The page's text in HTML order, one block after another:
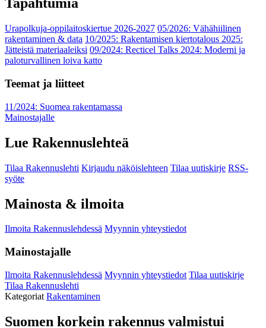
Tapahtumia
Urapolkuja-oppilaitoskiertue 2026-2027 05/2026: Vähähiilinen
rakentaminen & data 10/2025: Rakentamisen kiertotalous 2025:
Jätteistä materiaaleiksi 09/2024: Recticel Talks 2024: Moderni ja
paloturvallinen loiva katto
Teemat ja liitteet
11/2024: Suomea rakentamassa
Mainostajalle
Lue Rakennuslehteä
Tilaa Rakennuslehti Kirjaudu näköislehteen Tilaa uutiskirje RSS-
syöte
Mainosta & ilmoita
Ilmoita Rakennuslehdessä Myynnin yhteystiedot
Mainostajalle
Ilmoita Rakennuslehdessä Myynnin yhteystiedot Tilaa uutiskirje
Tilaa Rakennuslehti
Kategoriat Rakentaminen
Suomen korkein rakennus valmistui